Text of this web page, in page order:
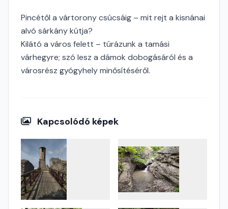
Pincétől a vártorony csúcsáig – mit rejt a kisnánai
alvó sárkány kútja?
Kilátó a város felett – túrázunk a tamási
várhegyre; szó lesz a dámok dobogásáról és a
városrész gyógyhely minősítéséről.
Kapcsolódó képek